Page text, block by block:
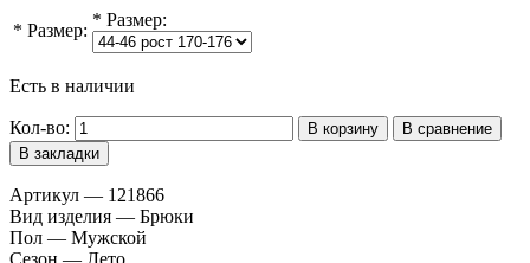
* Размер:
* Размер:
Есть в наличии
Кол-во: В корзину
В сравнение
В закладки
Артикул — 121866
Вид изделия — Брюки
Пол — Мужской
Сезон — Лето